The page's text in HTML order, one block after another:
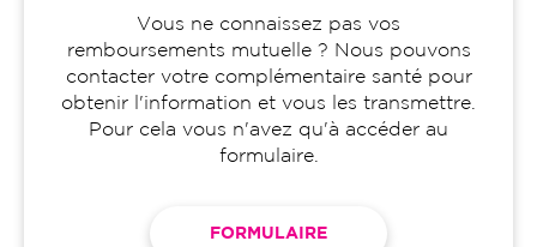
Vous ne connaissez pas vos
remboursements mutuelle ? Nous pouvons
contacter votre complémentaire santé pour
obtenir l'information et vous les transmettre.
Pour cela vous n'avez qu'à accéder au
formulaire.
FORMULAIRE